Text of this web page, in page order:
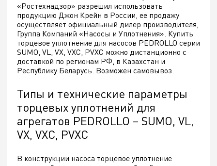
«Ростехнадзор» разрешил использовать
продукцию Джон Крейн в России, ее продажу
осуществляет официальный дилер производителя,
Группа Компаний «Насосы и Уплотнения». Купить
торцевое уплотнение для насосов PEDROLLO серии
SUMO, VL, VX, VXC, PVXC можно дистанционно с
доставкой по регионам РФ, в Казахстан и
Республику Беларусь. Возможен самовывоз.
Типы и технические параметры
торцевых уплотнений для
агрегатов PEDROLLO – SUMO, VL,
VX, VXC, PVXC
В конструкции насоса торцевое уплотнение